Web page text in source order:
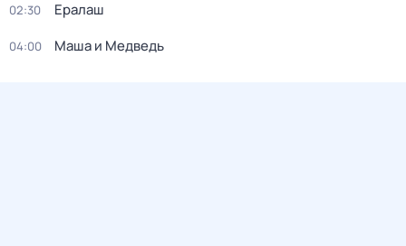
02:30 Ералаш
04:00 Маша и Медведь